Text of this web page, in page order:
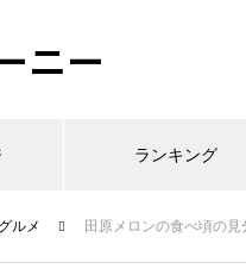
ニー
ランキング
グルメ 田原メロンの食べ頃の